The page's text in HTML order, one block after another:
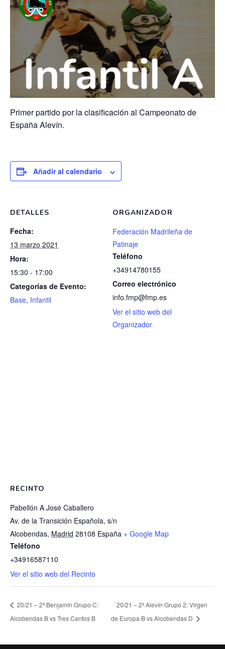
Primer partido por la clasificación al Campeonato de
España Alevín.
Añadir al calendario
DETALLES
Fecha:
13 marzo 2021
Hora:
15:30 - 17:00
Categorías de Evento:
Base, Infantil
ORGANIZADOR
Federación Madrileña de
Patinaje
Teléfono
+34914780155
Correo electrónico
info.fmp@fmp.es
Ver el sitio web del
Organizador
RECINTO
Pabellón A José Caballero
Av. de la Transición Española, s/n
Alcobendas, Madrid 28108 España + Google Map
Teléfono
+34916587110
Ver el sitio web del Recinto
20/21 – 2ª Benjamín Grupo C:
Alcobendas B vs Tres Cantos B
20/21 – 2ª Alevín Grupo 2: Virgen
de Europa B vs Alcobendas D